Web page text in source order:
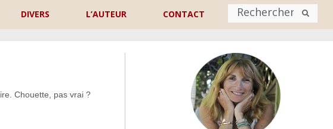
DIVERS L’AUTEUR CONTACT
Nom
Chouette, pas vrai ?